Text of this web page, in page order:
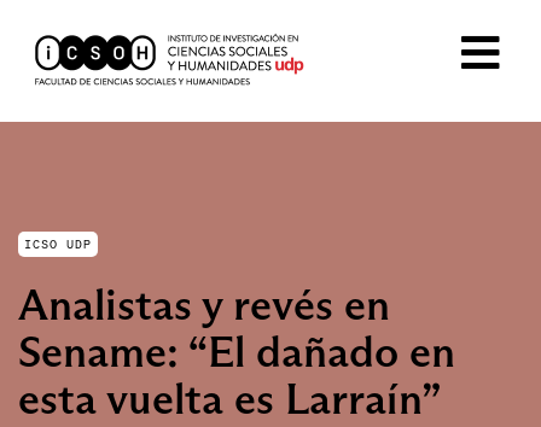
ICSO UDP
Analistas y revés en
Sename: “El dañado en
esta vuelta es Larraín”